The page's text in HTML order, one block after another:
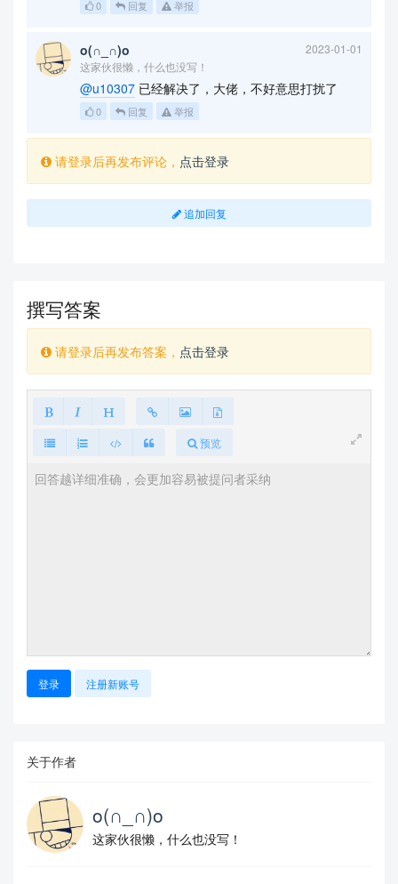
0 回复 举报
o(∩_∩)o
2023-01-01
这家伙很懒，什么也没写！
@u10307 已经解决了，大佬，不好意思打扰了
0 回复 举报
请登录后再发布评论， 点击登录
追加回复
撰写答案
请登录后再发布答案， 点击登录
预览
登录 注册新账号
关于作者
o(∩_∩)o
这家伙很懒，什么也没写！